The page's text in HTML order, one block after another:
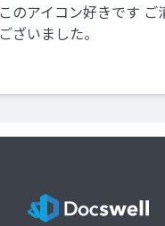
このアイコン好きです ご
ございました。